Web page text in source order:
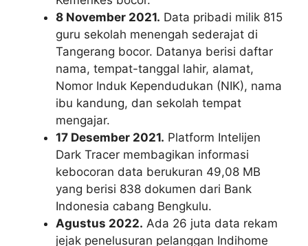
8 November 2021. Data pribadi milik 815
guru sekolah menengah sederajat di
Tangerang bocor. Datanya berisi daftar
nama, tempat-tanggal lahir, alamat,
Nomor Induk Kependudukan (NIK), nama
ibu kandung, dan sekolah tempat
mengajar.
17 Desember 2021. Platform Intelijen
Dark Tracer membagikan informasi
kebocoran data berukuran 49,08 MB
yang berisi 838 dokumen dari Bank
Indonesia cabang Bengkulu.
Agustus 2022. Ada 26 juta data rekam
jejak penelusuran pelanggan Indihome